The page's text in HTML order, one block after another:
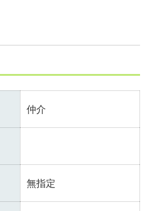
仲介
無指定